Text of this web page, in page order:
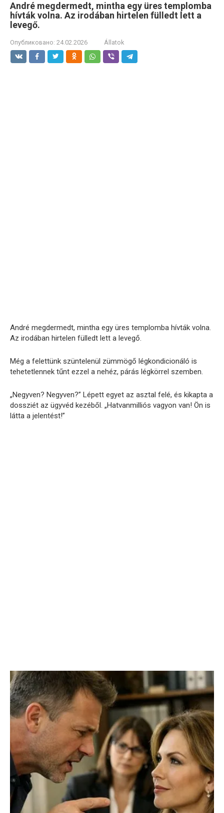
André megdermedt, mintha egy üres templomba
hívták volna. Az irodában hirtelen fülledt lett a
levegő.
Опубликовано: 24.02.2026 Állatok
André megdermedt, mintha egy üres templomba hívták volna.
Az irodában hirtelen fülledt lett a levegő.
Még a felettünk szüntelenül zümmögő légkondicionáló is
tehetetlennek tűnt ezzel a nehéz, párás légkörrel szemben.
„Negyven? Negyven?” Lépett egyet az asztal felé, és kikapta a
dossziét az ügyvéd kezéből. „Hatvanmilliós vagyon van! Ön is
látta a jelentést!”